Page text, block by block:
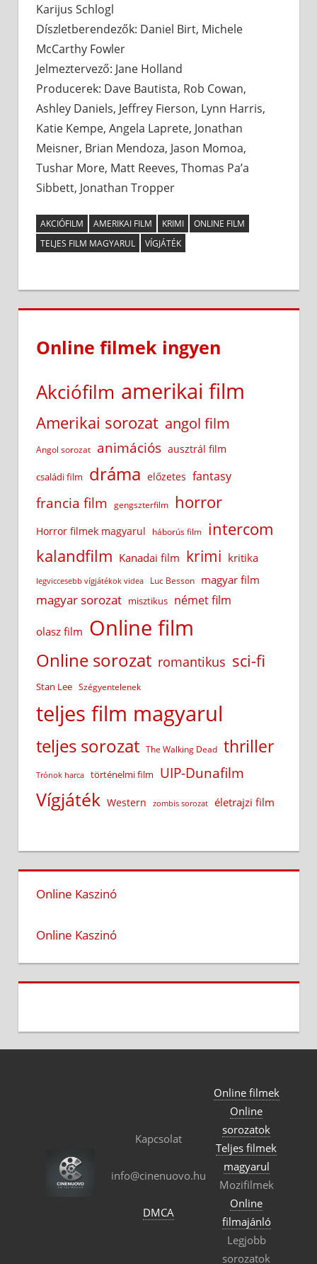
Karijus Schlogl
Díszletberendezők: Daniel Birt, Michele
McCarthy Fowler
Jelmeztervező: Jane Holland
Producerek: Dave Bautista, Rob Cowan,
Ashley Daniels, Jeffrey Fierson, Lynn Harris,
Katie Kempe, Angela Laprete, Jonathan
Meisner, Brian Mendoza, Jason Momoa,
Tushar More, Matt Reeves, Thomas Pa’a
Sibbett, Jonathan Tropper
AKCIÓFILM AMERIKAI FILM KRIMI
ONLINE FILM
TELJES FILM MAGYARUL
VÍGJÁTÉK
Online filmek ingyen
Akciófilm amerikai film
Amerikai sorozat angol film
Angol sorozat animációs ausztrál film
családi film dráma előzetes fantasy
francia film gengszterfilm horror
Horror filmek magyarul háborús film intercom
kalandfilm Kanadai film krimi kritika
legviccesebb vígjátékok videa Luc Besson magyar film
magyar sorozat misztikus német film
olasz film Online film
Online sorozat romantikus sci-fi
Stan Lee Szégyentelenek
teljes film magyarul
teljes sorozat The Walking Dead thriller
Trónok harca történelmi film UIP-Dunafilm
Vígjáték Western zombis sorozat életrajzi film
Online Kaszinó
Online Kaszinó
Kapcsolat
info@cinenuovo.hu
DMCA
Online filmek
Online
sorozatok
Teljes filmek
magyarul
Mozifilmek
Online
filmajánló
Legjobb
sorozatok